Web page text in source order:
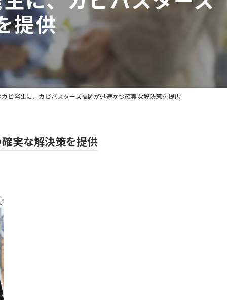
カビ専門
ZEH住宅
カビ検査
提供
ビ発生に、カビバスターズ福岡が迅速かつ確実な解決策を提供
実な解決策を提供